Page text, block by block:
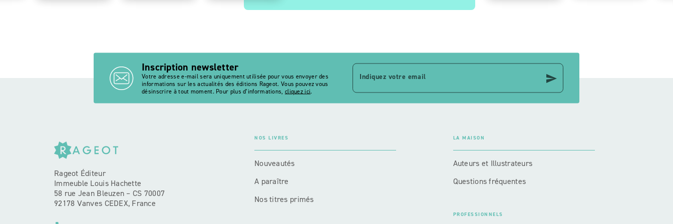
Inscription newsletter
Votre adresse e-mail sera uniquement utilisée pour vous envoyer des
informations sur les actualités des éditions Rageot. Vous pouvez vous
désinscrire à tout moment. Pour plus d’informations, cliquez ici.
Indiquez votre email send
Rageot Éditeur
Immeuble Louis Hachette
58 rue Jean Bleuzen – CS 70007
92178 Vanves CEDEX, France
NOS LIVRES
Nouveautés
A paraître
Nos titres primés
LA MAISON
Auteurs et Illustrateurs
Questions fréquentes
PROFESSIONNELS